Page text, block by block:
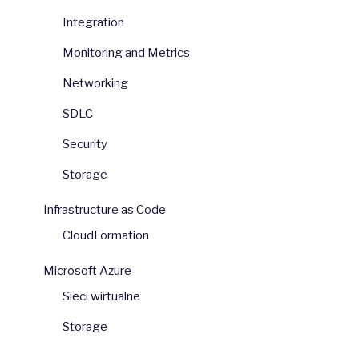
Integration
Monitoring and Metrics
Networking
SDLC
Security
Storage
Infrastructure as Code
CloudFormation
Microsoft Azure
Sieci wirtualne
Storage